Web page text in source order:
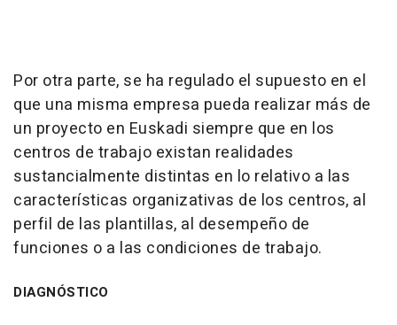
Por otra parte, se ha regulado el supuesto en el
que una misma empresa pueda realizar más de
un proyecto en Euskadi siempre que en los
centros de trabajo existan realidades
sustancialmente distintas en lo relativo a las
características organizativas de los centros, al
perfil de las plantillas, al desempeño de
funciones o a las condiciones de trabajo.
DIAGNÓSTICO